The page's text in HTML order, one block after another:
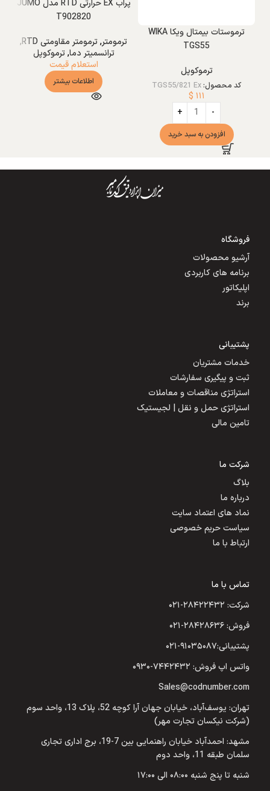
ترموستات بیمتال ویکا WIKA
TGS55
ترموکوپل
کد محصول:TGS55/821 Ex
$ ۱۱۱
افزودن به سبد خرید
پراب EX حرارتی RTD مدل JUMO
T902820
ترمومتر,ترمومتر مقاومتی RTD
,
ترانسمیتر دما,ترموکوپل
استعلام قیمت
اطلاعات بیشتر
فروشگاه
آرشیو محصولات
برنامه های کاربردی
اپلیکاتور
برند
پشتیبانی
خدمات مشتریان
ثبت و پیگیری سفارشات
استراتژی مناقصات و معاملات
استراتژی حمل و نقل | لجیستیک
تامین مالی
شرکت ما
بلاگ
درباره ما
نماد های اعتماد سایت
سیاست حریم خصوصی
ارتباط با ما
تماس با ما
شرکت: ۲۸۴۲۲۴۳۲-۰۲۱
فروش: ۲۸۴۲۸۶۳۶-۰۲۱
پشتیبانی:۹۱۰۳۵۰۸۷-۰۲۱
واتس اپ فروش: ۷۴۴۲۴۳۲-۰۹۳۰
Sales@codnumber.com
تهران: یوسف‌آباد، خیابان جهان آرا کوچه 52، پلاک 13، واحد سوم
(شرکت نیکسان تجارت مهر)
مشهد: احمدآباد خیابان راهنمایی بین 7-19، برج اداری تجاری
سلمان طبقه 11، واحد دوم
شنبه تا پنج شنبه ۰۸:۰۰ الی ۱۷:۰۰